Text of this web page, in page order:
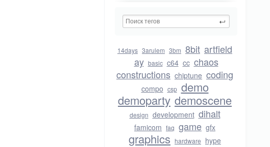
14days 3arulem 3bm 8bit artfield
ay basic c64 cc chaos
constructions chiptune coding
compo csp demo
demoparty demoscene
design development dihalt
famicom faq game gfx
graphics hardware hype